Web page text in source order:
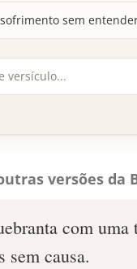
sem
versões da
com
sem causa.